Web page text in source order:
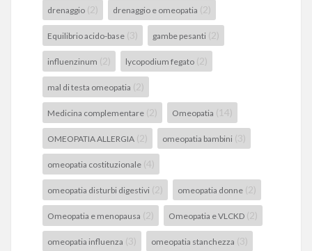
drenaggio (2) drenaggio e omeopatia (2)
Equilibrio acido-base (3) gambe pesanti (2)
influenzinum (2) lycopodium fegato (2)
mal di testa omeopatia (2)
Medicina complementare (2) Omeopatia (14)
OMEOPATIA ALLERGIA (2) omeopatia bambini (3)
omeopatia costituzionale (4)
omeopatia disturbi digestivi (2) omeopatia donne (2)
Omeopatia e menopausa (2) Omeopatia e VLCKD (2)
omeopatia influenza (3) omeopatia stanchezza (3)